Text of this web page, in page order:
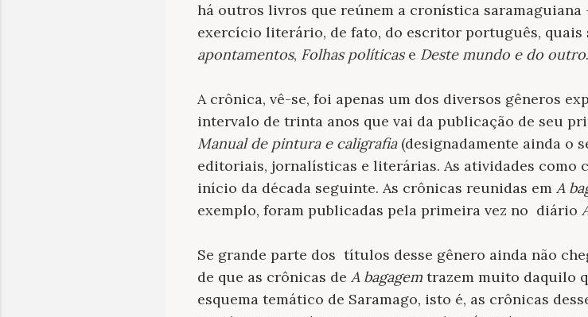
há outros livros que reúnem a cronística
exercício literário, de fato, do escritor português, quais
apontamentos, Folhas políticase Deste mundo e do outro.
A crônica, vê-se, foi apenas um dos diversos gêneros
intervalo de trinta anos que vai da publicação de seu
Manual de pintura e caligrafia(designadamente ainda o
editoriais, jornalísticas e literárias. As atividades como
início da década seguinte. As crônicas reunidas em A
exemplo, foram publicadas pela primeira vez no diário
Se grande parte dos títulos desse gênero ainda não
de que as crônicas de A bagagem trazem muito daquilo
esquema temático de Saramago, isto é, as crônicas